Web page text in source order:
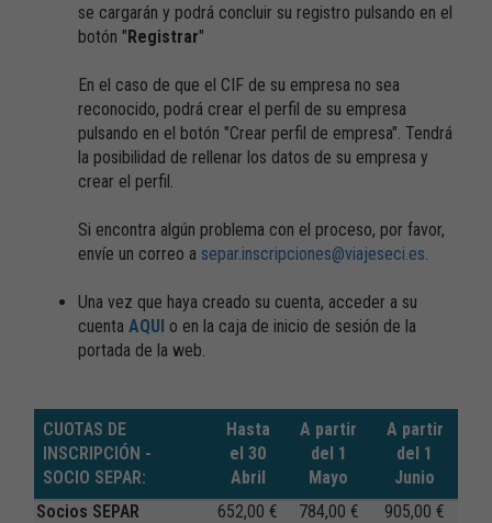
se cargarán y podrá concluir su registro pulsando en el
botón "Registrar"
En el caso de que el CIF de su empresa no sea
reconocido, podrá crear el perfil de su empresa
pulsando en el botón "Crear perfil de empresa". Tendrá
la posibilidad de rellenar los datos de su empresa y
crear el perfil.
Si encontra algún problema con el proceso, por favor,
envíe un correo a separ.inscripciones@viajeseci.es.
Una vez que haya creado su cuenta, acceder a su
cuenta AQUI o en la caja de inicio de sesión de la
portada de la web.
CUOTAS DE
INSCRIPCIÓN -
SOCIO SEPAR:
Hasta
el 30
Abril
A partir
del 1
Mayo
A partir
del 1
Junio
Socios SEPAR
652,00 € 784,00 €
905,00 €